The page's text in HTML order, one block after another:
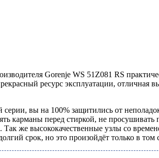
Gorenje WS 51Z081 RS
ресурс эксплуатации, отличная
вы на 100% защитились от
карманы перед стиркой, не
же высококачественные узлы со
срок, но это произойдёт только в том